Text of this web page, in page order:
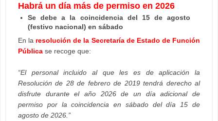
Habrá un día más de permiso en 2026
Se debe a la coincidencia del 15 de agosto
(festivo nacional) en sábado
En la resolución de la Secretaría de Estado de Función
Pública se recoge que:
“El personal incluido al que les es de aplicación la
Resolución de 28 de febrero de 2019 tendrá derecho al
disfrute durante el año 2026 de un día adicional de
permiso por la coincidencia en sábado del día 15 de
agosto de 2026.”